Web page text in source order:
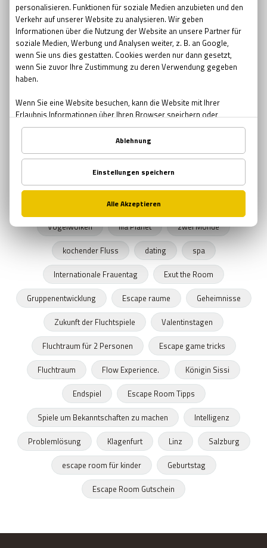
Pfingsten Bedeutung kreative Geschenke
kreative
Brauerei
Bier bar
sommernacht
Sonnenwende
Sehenswürdigkeiten in Wien
urbane Legenden Wiens
verlassene Orte
verlassene Orte Wien
Junggesellenabschied
Exit The Game
Freizeitprogramme
UNICEF
Schule in der Kiste
Zombies
Planet Erde
Vogelwolken
lila Planet
zwei Monde
kochender Fluss
dating
spa
Internationale Frauentag
Exut the Room
Gruppenentwicklung
Escape raume
Geheimnisse
Zukunft der Fluchtspiele
Valentinstagen
Fluchtraum für 2 Personen
Escape game tricks
Fluchtraum
Flow Experience.
Königin Sissi
Endspiel
Escape Room Tipps
Spiele um Bekanntschaften zu machen
Intelligenz
Problemlösung
Klagenfurt Linz
Salzburg
escape room für kinder
Geburtstag
Escape Room Gutschein